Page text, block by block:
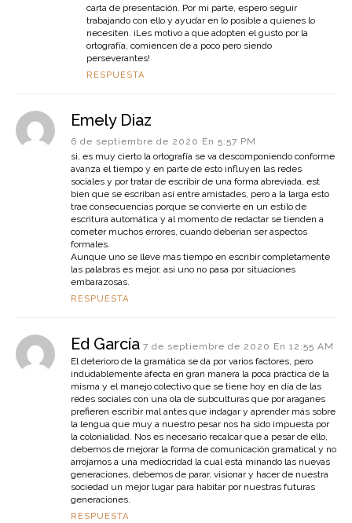
carta de presentación. Por mi parte, espero seguir
trabajando con ello y ayudar en lo posible a quienes lo
necesiten. ¡Les motivo a que adopten el gusto por la
ortografía, comiencen de a poco pero siendo
perseverantes!
RESPUESTA
Emely Diaz
6 de septiembre de 2020 En 5:57 PM
si, es muy cierto la ortografía se va descomponiendo conforme
avanza el tiempo y en parte de esto influyen las redes
sociales y por tratar de escribir de una forma abreviada, est
bien que se escriban así entre amistades, pero a la larga esto
trae consecuencias porque se convierte en un estilo de
escritura automática y al momento de redactar se tienden a
cometer muchos errores, cuando deberían ser aspectos
formales.
Aunque uno se lleve más tiempo en escribir completamente
las palabras es mejor, asi uno no pasa por situaciones
embarazosas.
RESPUESTA
Ed García 7 de septiembre de 2020 En 12:55 AM
El deterioro de la gramática se da por varios factores, pero
indudablemente afecta en gran manera la poca práctica de la
misma y el manejo colectivo que se tiene hoy en día de las
redes sociales con una ola de subculturas que por araganes
prefieren escribir mal antes que indagar y aprender más sobre
la lengua que muy a nuestro pesar nos ha sido impuesta por
la colonialidad. Nos es necesario recalcar que a pesar de ello,
debemos de mejorar la forma de comunicación gramatical y no
arrojarnos a una mediocridad la cual está minando las nuevas
generaciones, debemos de parar, visionar y hacer de nuestra
sociedad un mejor lugar para habitar por nuestras futuras
generaciones.
RESPUESTA